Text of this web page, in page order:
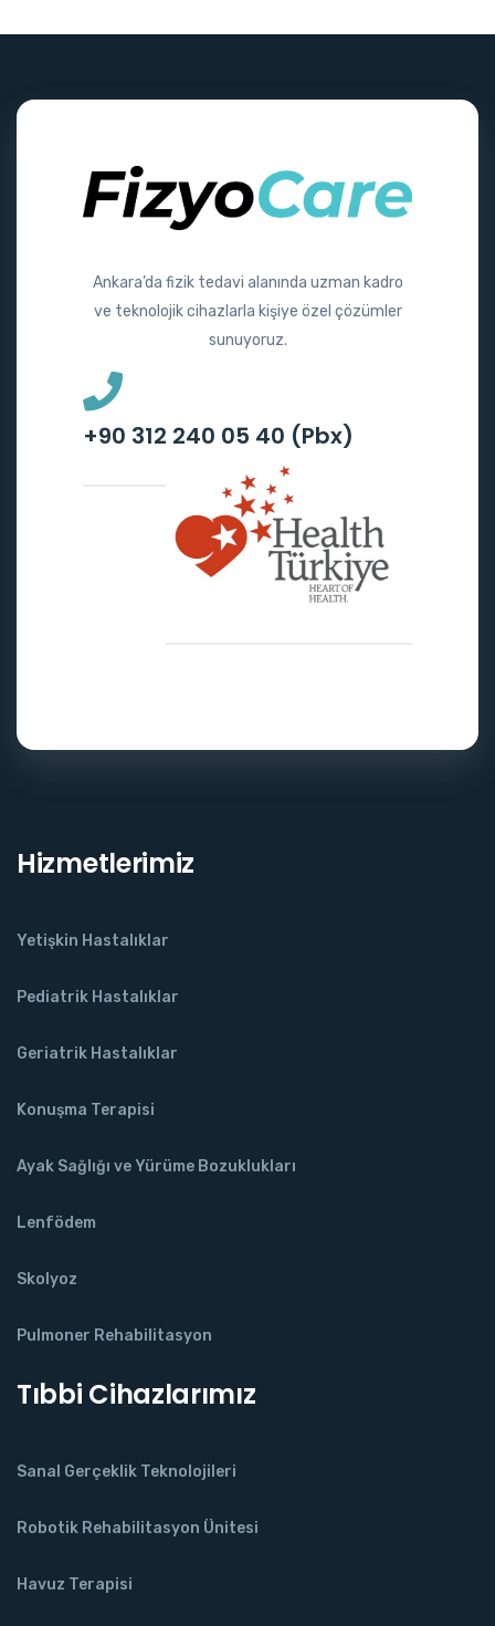
Ankara’da fizik tedavi alanında uzman kadro
ve teknolojik cihazlarla kişiye özel çözümler
sunuyoruz.
+90 312 240 05 40 (Pbx)
Hizmetlerimiz
Yetişkin Hastalıklar
Pediatrik Hastalıklar
Geriatrik Hastalıklar
Konuşma Terapisi
Ayak Sağlığı ve Yürüme Bozuklukları
Lenfödem
Skolyoz
Pulmoner Rehabilitasyon
Tıbbi Cihazlarımız
Sanal Gerçeklik Teknolojileri
Robotik Rehabilitasyon Ünitesi
Havuz Terapisi